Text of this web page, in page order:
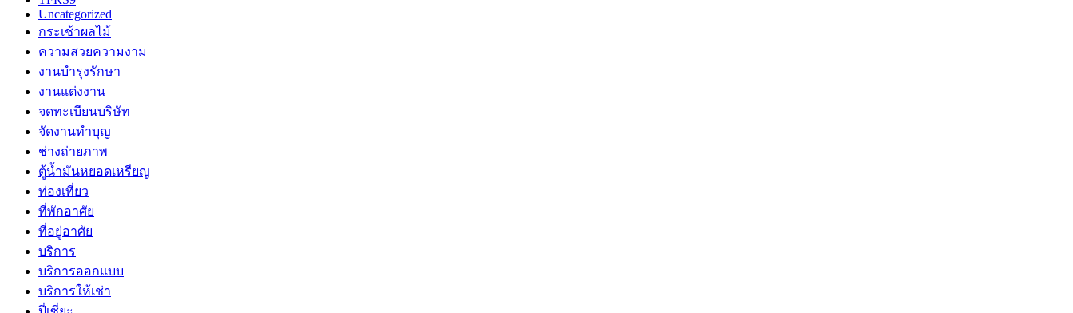
Uncategorized
กระเช้าผลไม้
ความสวยความงาม
งานบำรุงรักษา
งานแต่งงาน
จดทะเบียนบริษัท
จัดงานทำบุญ
ช่างถ่ายภาพ
ตู้น้ำมันหยอดเหรียญ
ท่องเที่ยว
ที่พักอาศัย
ที่อยู่อาศัย
บริการ
บริการออกแบบ
บริการให้เช่า